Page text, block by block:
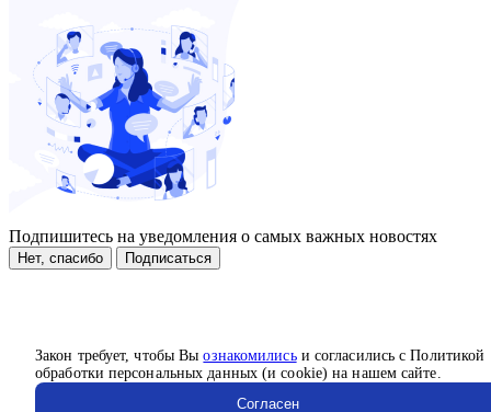
Закон требует, чтобы Выознакомилисьи согласились с Политикой
обработки персональных данных (и cookie) на нашем сайте.
Согласен
Подпишитесь на уведомления о самых важных новостях
Нет, спасибо Подписаться